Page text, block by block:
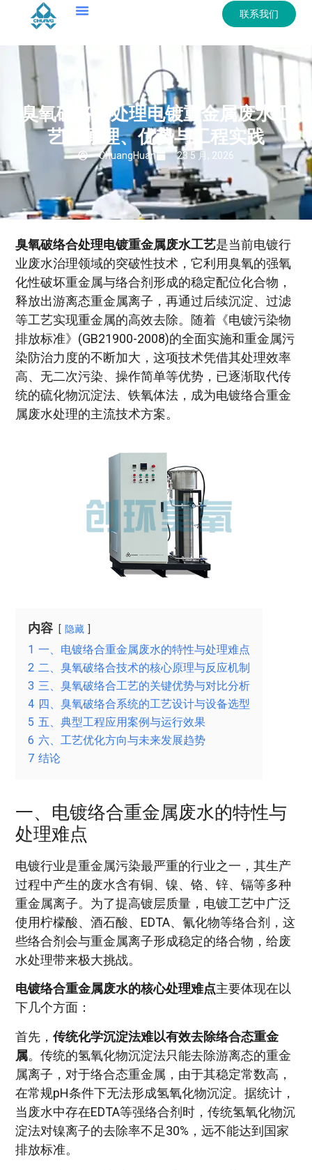
联系我们
臭氧破络合处理电镀重金属废水工
艺：原理、优势与工程实践
ChuangHuan 23 5 月, 2026
臭氧破络合处理电镀重金属废水工艺是当前电镀行
业废水治理领域的突破性技术，它利用臭氧的强氧
化性破坏重金属与络合剂形成的稳定配位化合物，
释放出游离态重金属离子，再通过后续沉淀、过滤
等工艺实现重金属的高效去除。随着《电镀污染物
排放标准》(GB21900-2008)的全面实施和重金属污
染防治力度的不断加大，这项技术凭借其处理效率
高、无二次污染、操作简单等优势，已逐渐取代传
统的硫化物沉淀法、铁氧体法，成为电镀络合重金
属废水处理的主流技术方案。
内容 隐藏
1 一、电镀络合重金属废水的特性与处理难点
2 二、臭氧破络合技术的核心原理与反应机制
3 三、臭氧破络合工艺的关键优势与对比分析
4 四、臭氧破络合系统的工艺设计与设备选型
5 五、典型工程应用案例与运行效果
6 六、工艺优化方向与未来发展趋势
7 结论
一、电镀络合重金属废水的特性与
处理难点
电镀行业是重金属污染最严重的行业之一，其生产
过程中产生的废水含有铜、镍、铬、锌、镉等多种
重金属离子。为了提高镀层质量，电镀工艺中广泛
使用柠檬酸、酒石酸、EDTA、氰化物等络合剂，这
些络合剂会与重金属离子形成稳定的络合物，给废
水处理带来极大挑战。
电镀络合重金属废水的核心处理难点主要体现在以
下几个方面：
首先， 传统化学沉淀法难以有效去除络合态重金
属。传统的氢氧化物沉淀法只能去除游离态的重金
属离子，对于络合态重金属，由于其稳定常数高，
在常规pH条件下无法形成氢氧化物沉淀。据统计，
当废水中存在EDTA等强络合剂时，传统氢氧化物沉
淀法对镍离子的去除率不足30%，远不能达到国家
排放标准。